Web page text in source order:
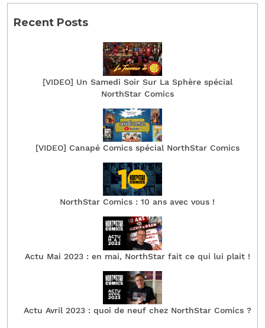
Recent Posts
[VIDEO] Un Samedi Soir Sur La Sphère spécial
NorthStar Comics
[VIDEO] Canapé Comics spécial NorthStar Comics
NorthStar Comics : 10 ans avec vous !
Actu Mai 2023 : en mai, NorthStar fait ce qui lui plait !
Actu Avril 2023 : quoi de neuf chez NorthStar Comics ?